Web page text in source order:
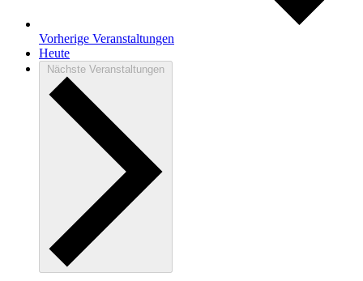
Vorherige Veranstaltungen
Heute
Nächste Veranstaltungen